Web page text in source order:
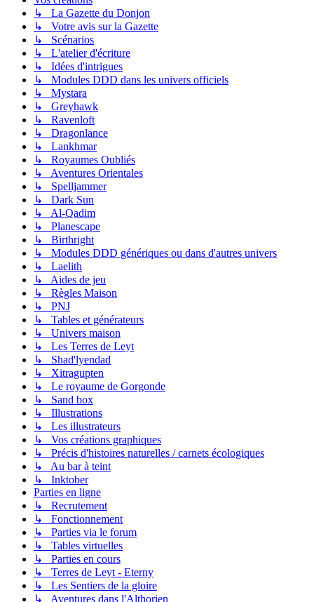
↳ La Gazette du Donjon
↳ Votre avis sur la Gazette
↳ Scénarios
↳ L'atelier d'écriture
↳ Idées d'intrigues
↳ Modules DDD dans les univers officiels
↳ Mystara
↳ Greyhawk
↳ Ravenloft
↳ Dragonlance
↳ Lankhmar
↳ Royaumes Oubliés
↳ Aventures Orientales
↳ Spelljammer
↳ Dark Sun
↳ Al-Qadim
↳ Planescape
↳ Birthright
↳ Modules DDD génériques ou dans d'autres univers
↳ Laelith
↳ Aides de jeu
↳ Règles Maison
↳ PNJ
↳ Tables et générateurs
↳ Univers maison
↳ Les Terres de Leyt
↳ Shad'lyendad
↳ Xitragupten
↳ Le royaume de Gorgonde
↳ Sand box
↳ Illustrations
↳ Les illustrateurs
↳ Vos créations graphiques
↳ Précis d'histoires naturelles / carnets écologiques
↳ Au bar à teint
↳ Inktober
Parties en ligne
↳ Recrutement
↳ Fonctionnement
↳ Parties via le forum
↳ Tables virtuelles
↳ Parties en cours
↳ Terres de Leyt - Eterny
↳ Les Sentiers de la gloire
↳ Aventures dans l'Althorien